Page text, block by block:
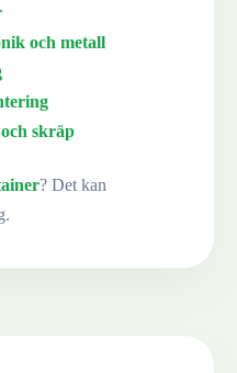
och metall
skräp
? Det kan